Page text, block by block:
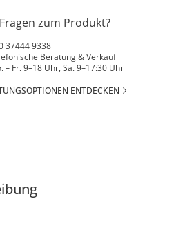
zum Produkt?
37444 9338
Beratung & Verkauf
– Fr. 9–18 Uhr, Sa. 9–17:30 Uhr
ENTDECKEN